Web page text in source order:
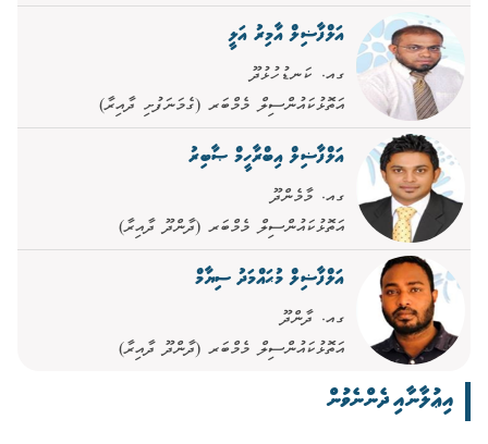
އަލްފާޟިލް އާމިރު އަލީ
ގއ. ކަނޑުހުޅުދޫ
އަތޮޅުކައުންސިލް މެމްބަރ (ގެމަނަފުށި ދާއިރާ)
އަލްފާޟިލް އިބްރާހީމް ޞާބިރު
ގއ. މާމެންދޫ
އަތޮޅުކައުންސިލް މެމްބަރ (ދާންދޫ ދާއިރާ)
އަލްފާޟިލް މުޙައްމަދު ސިޔާމް
ގއ. ދާންދޫ
އަތޮޅުކައުންސިލް މެމްބަރ (ދާންދޫ ދާއިރާ)
އިޢުލާނާއި ދެންނެވުން